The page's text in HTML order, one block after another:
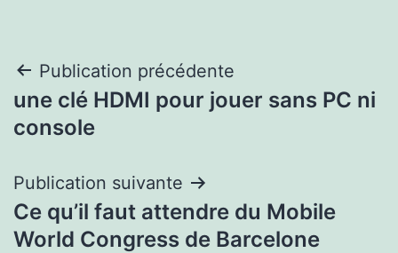
Navigation
de
Publication précédente
une clé HDMI pour jouer sans PC ni
console
Publication suivante
Ce qu’il faut attendre du Mobile
World Congress de Barcelone